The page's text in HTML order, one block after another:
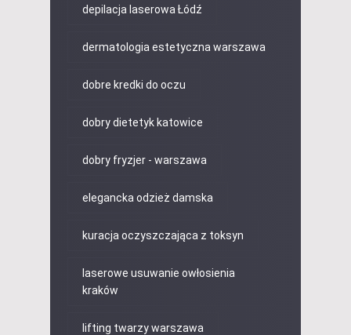
depilacja laserowa Łódź
dermatologia estetyczna warszawa
dobre kredki do oczu
dobry dietetyk katowice
dobry fryzjer - warszawa
elegancka odzież damska
kuracja oczyszczająca z toksyn
laserowe usuwanie owłosienia
kraków
lifting twarzy warszawa